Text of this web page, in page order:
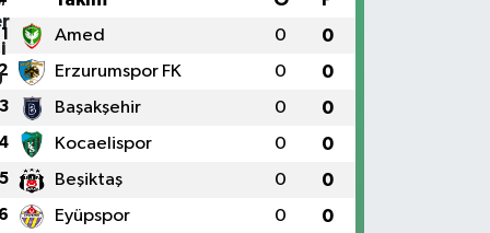
1 Amed 0 0
Erzurumspor FK 0 0
3 Başakşehir 0 0
Kocaelispor 0 0
5 Beşiktaş 0 0
Eyüpspor 0 0